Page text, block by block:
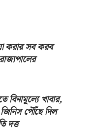
করার সব করব
বিনামূল্যে খাবার,
পৌঁছে দিল
দত্ত